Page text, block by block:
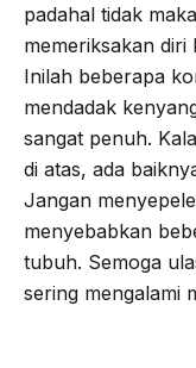
padahal tidak
memeriksakan diri
Inilah beberapa
mendadak
sangat penuh.
di atas, ada
Jangan
menyebabkan
tubuh. Semoga
sering mengalami